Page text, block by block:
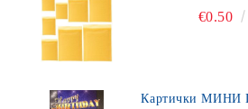
€0.50
Картички МИНИ ПЕНТАГРАМ К-т